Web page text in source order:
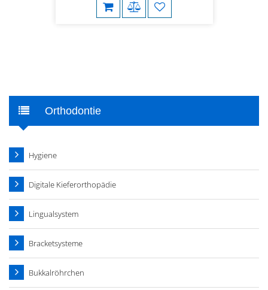
Orthodontie
Hygiene
Digitale Kieferorthopädie
Lingualsystem
Bracketsysteme
Bukkalröhrchen